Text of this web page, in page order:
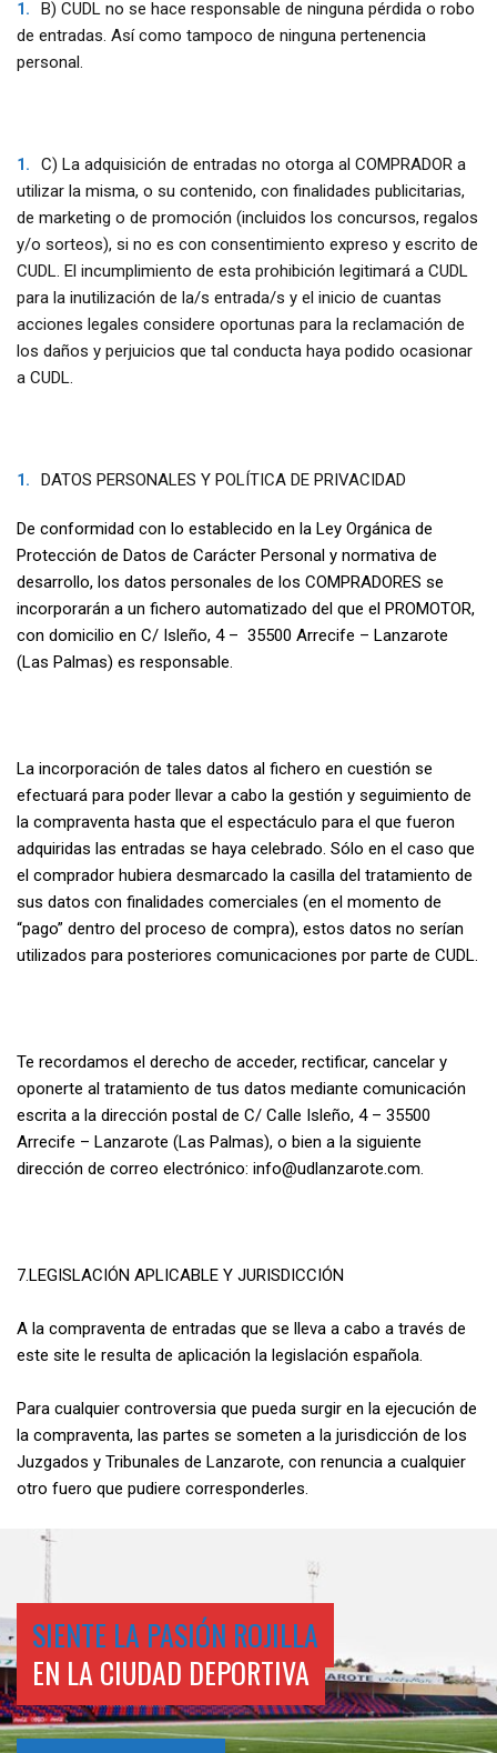
B) CUDL no se hace responsable de ninguna pérdida o robo
de entradas. Así como tampoco de ninguna pertenencia
personal.
C) La adquisición de entradas no otorga al COMPRADOR a
utilizar la misma, o su contenido, con finalidades publicitarias,
de marketing o de promoción (incluidos los concursos, regalos
y/o sorteos), si no es con consentimiento expreso y escrito de
CUDL. El incumplimiento de esta prohibición legitimará a CUDL
para la inutilización de la/s entrada/s y el inicio de cuantas
acciones legales considere oportunas para la reclamación de
los daños y perjuicios que tal conducta haya podido ocasionar
a CUDL.
DATOS PERSONALES Y POLÍTICA DE PRIVACIDAD
De conformidad con lo establecido en la Ley Orgánica de
Protección de Datos de Carácter Personal y normativa de
desarrollo, los datos personales de los COMPRADORES se
incorporarán a un fichero automatizado del que el PROMOTOR,
con domicilio en C/ Isleño, 4 – 35500 Arrecife – Lanzarote
(Las Palmas) es responsable.
La incorporación de tales datos al fichero en cuestión se
efectuará para poder llevar a cabo la gestión y seguimiento de
la compraventa hasta que el espectáculo para el que fueron
adquiridas las entradas se haya celebrado. Sólo en el caso que
el comprador hubiera desmarcado la casilla del tratamiento de
sus datos con finalidades comerciales (en el momento de
“pago” dentro del proceso de compra), estos datos no serían
utilizados para posteriores comunicaciones por parte de CUDL.
Te recordamos el derecho de acceder, rectificar, cancelar y
oponerte al tratamiento de tus datos mediante comunicación
escrita a la dirección postal de C/ Calle Isleño, 4 – 35500
Arrecife – Lanzarote (Las Palmas), o bien a la siguiente
dirección de correo electrónico: info@udlanzarote.com.
7.LEGISLACIÓN APLICABLE Y JURISDICCIÓN
A la compraventa de entradas que se lleva a cabo a través de
este site le resulta de aplicación la legislación española.
Para cualquier controversia que pueda surgir en la ejecución de
la compraventa, las partes se someten a la jurisdicción de los
Juzgados y Tribunales de Lanzarote, con renuncia a cualquier
otro fuero que pudiere corresponderles.
SIENTE LA PASIÓN ROJILLA
EN LA CIUDAD DEPORTIVA